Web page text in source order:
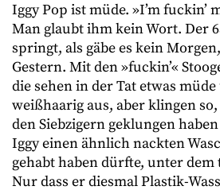
Iggy Pop ist müde. »I’m fuckin’
Man glaubt ihm kein Wort. Der
springt, als gäbe es kein
Gestern. Mit den »fuckin’«
die sehen in der Tat etwas
weißhaarig aus, aber klingen
den Siebzigern geklungen
Iggy einen ähnlich nackten
gehabt haben dürfte, unter dem
Nur dass er diesmal Plastik-